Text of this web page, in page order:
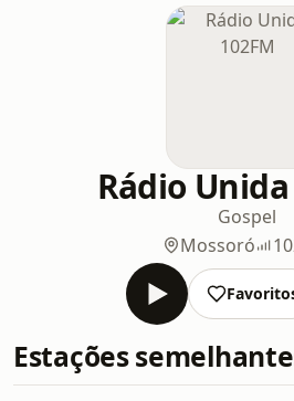
Rádio
Gospel
Mossoró
Estações